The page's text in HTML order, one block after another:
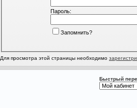
Пароль:
Запомнить?
Для просмотра этой страницы необходимо
Быстрый